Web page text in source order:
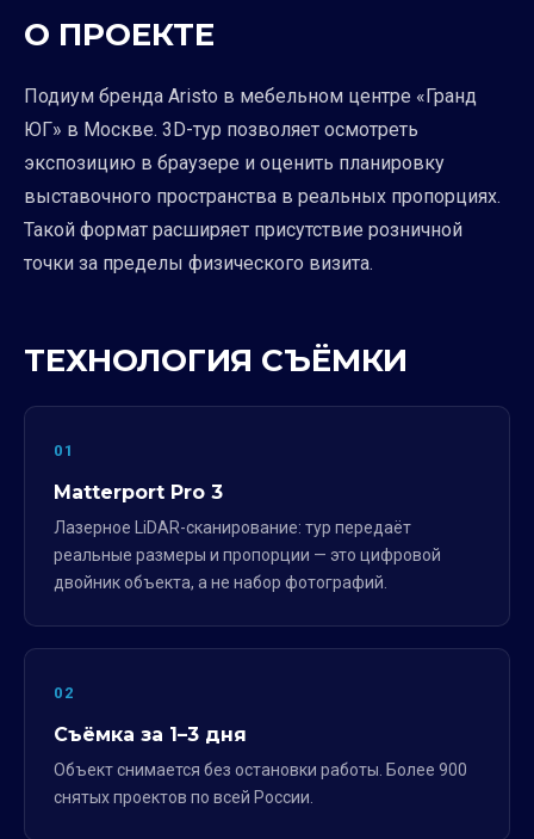
О ПРОЕКТЕ
Подиум бренда Aristo в мебельном центре «Гранд
ЮГ» в Москве. 3D-тур позволяет осмотреть
экспозицию в браузере и оценить планировку
выставочного пространства в реальных пропорциях.
Такой формат расширяет присутствие розничной
точки за пределы физического визита.
ТЕХНОЛОГИЯ СЪЁМКИ
01
Matterport Pro 3
Лазерное LiDAR-сканирование: тур передаёт
реальные размеры и пропорции — это цифровой
двойник объекта, а не набор фотографий.
02
Съёмка за 1–3 дня
Объект снимается без остановки работы. Более 900
снятых проектов по всей России.